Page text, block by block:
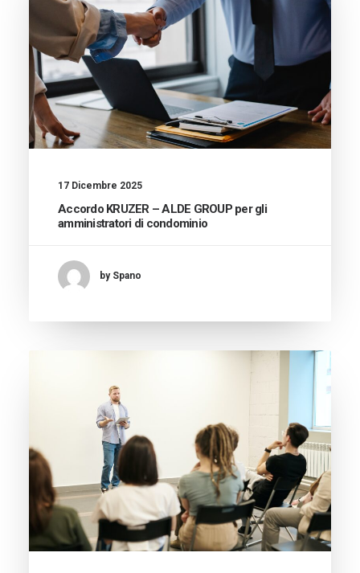
17 Dicembre 2025
Accordo KRUZER – ALDE GROUP per gli
amministratori di condominio
by Spano